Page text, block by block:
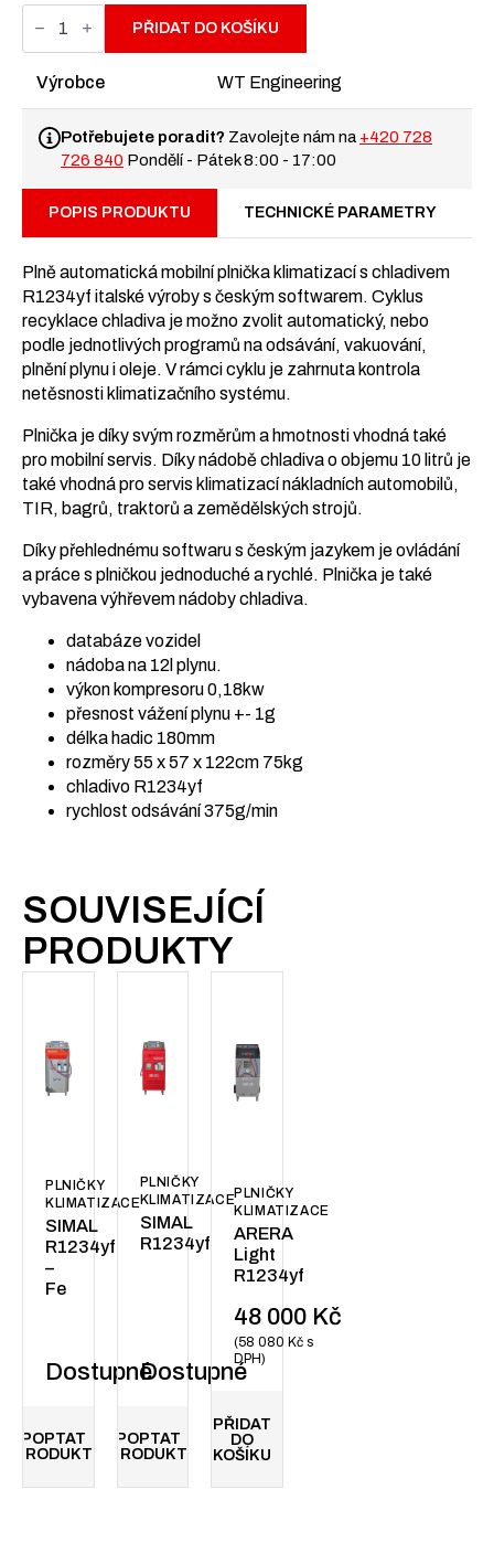
SIMAL
Easy
R1234
PŘIDAT DO KOŠÍKU
Výrobce WT Engineering
Potřebujete poradit? Zavolejte nám na +420 728
726 840 Pondělí - Pátek 8:00 - 17:00
POPIS PRODUKTU TECHNICKÉ PARAMETRY
Plně automatická mobilní plnička klimatizací s chladivem
R1234yf italské výroby s českým softwarem. Cyklus
recyklace chladiva je možno zvolit automatický, nebo
podle jednotlivých programů na odsávání, vakuování,
plnění plynu i oleje. V rámci cyklu je zahrnuta kontrola
netěsnosti klimatizačního systému.
Plnička je díky svým rozměrům a hmotnosti vhodná také
pro mobilní servis. Díky nádobě chladiva o objemu 10 litrů je
také vhodná pro servis klimatizací nákladních automobilů,
TIR, bagrů, traktorů a zemědělských strojů.
Díky přehlednému softwaru s českým jazykem je ovládání
a práce s plničkou jednoduché a rychlé. Plnička je také
vybavena výhřevem nádoby chladiva.
databáze vozidel
nádoba na 12l plynu.
výkon kompresoru 0,18kw
přesnost vážení plynu +- 1g
délka hadic 180mm
rozměry 55 x 57 x 122cm 75kg
chladivo R1234yf
rychlost odsávání 375g/min
SOUVISEJÍCÍ
PRODUKTY
PLNIČKY
KLIMATIZACE
SIMAL
R1234yf
–
Fe
Dostupné
POPTAT
PRODUKT
PLNIČKY
KLIMATIZACE
SIMAL
R1234yf
Dostupné
POPTAT
PRODUKT
PLNIČKY
KLIMATIZACE
ARERA
Light
R1234yf
48 000 Kč
58 080Kč s
DPH
PŘIDAT
DO
KOŠÍKU